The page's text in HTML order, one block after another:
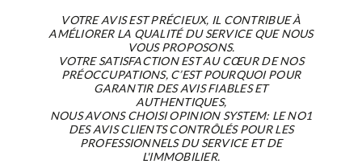
VOTRE AVIS EST PRÉCIEUX, IL CONTRIBUE À
AMÉLIORER LA QUALITÉ DU SERVICE QUE NOUS
VOUS PROPOSONS.
VOTRE SATISFACTION EST AU CŒUR DE NOS
PRÉOCCUPATIONS, C’EST POURQUOI POUR
GARANTIR DES AVIS FIABLES ET
AUTHENTIQUES,
NOUS AVONS CHOISI OPINION SYSTEM: LE NO1
DES AVIS CLIENTS CONTRÔLÉS POUR LES
PROFESSIONNELS DU SERVICE ET DE
L'IMMOBILIER.